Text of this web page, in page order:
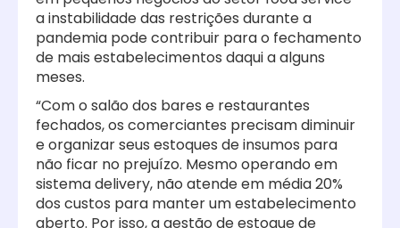
a instabilidade das restrições durante a
pandemia pode contribuir para o fechamento
de mais estabelecimentos daqui a alguns
meses.
“Com o salão dos bares e restaurantes
fechados, os comerciantes precisam diminuir
e organizar seus estoques de insumos para
não ficar no prejuízo. Mesmo operando em
sistema delivery, não atende em média 20%
dos custos para manter um estabelecimento
aberto. Por isso, a gestão de estoque de